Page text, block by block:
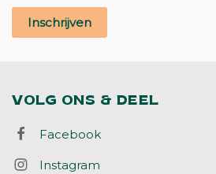
Inschrijven
VOLG ONS & DEEL
Facebook
Instagram